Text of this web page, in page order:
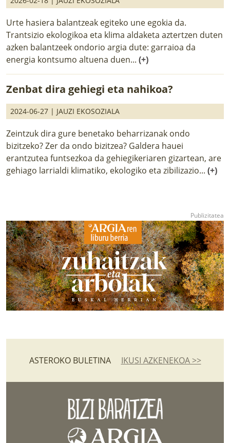
Urte hasiera balantzeak egiteko une egokia da.
Trantsizio ekologikoa eta klima aldaketa aztertzen duten
azken balantzeek ondorio argia dute: garraioa da
energia kontsumo altuena duen... (+)
Zenbat dira gehiegi eta nahikoa?
2024-06-27 | JAUZI EKOSOZIALA
Zeintzuk dira gure benetako beharrizanak ondo
bizitzeko? Zer da ondo bizitzea? Galdera hauei
erantzutea funtsezkoa da gehiegikeriaren gizartean, are
gehiago larrialdi klimatiko, ekologiko eta zibilizazio... (+)
ASTEROKO BULETINA IKUSI AZKENEKOA >>